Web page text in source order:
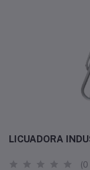
LICUADORA
(0